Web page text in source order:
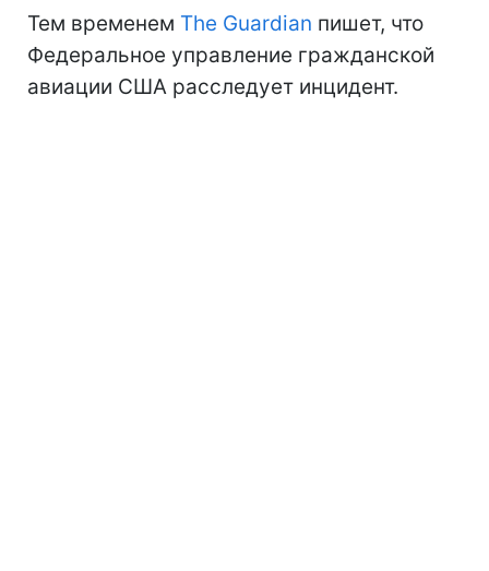
Тем временем The Guardian пишет, что
Федеральное управление гражданской
авиации США расследует инцидент.